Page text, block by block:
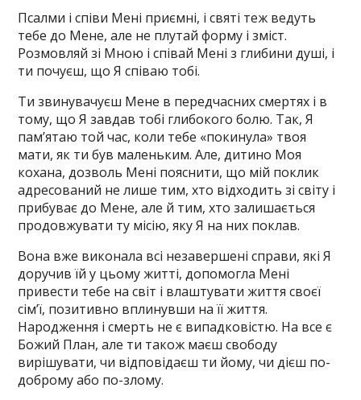
Псалми і співи Мені приємні, і святі теж ведуть
тебе до Мене, але не плутай форму і зміст.
Розмовляй зі Мною і співай Мені з глибини душі, і
ти почуєш, що Я співаю тобі.
Ти звинувачуєш Мене в передчасних смертях і в
тому, що Я завдав тобі глибокого болю. Так, Я
пам’ятаю той час, коли тебе «покинула» твоя
мати, як ти був маленьким. Але, дитино Моя
кохана, дозволь Мені пояснити, що мій поклик
адресований не лише тим, хто відходить зі світу і
прибуває до Мене, але й тим, хто залишається
продовжувати ту місію, яку Я на них поклав.
Вона вже виконала всі незавершені справи, які Я
доручив їй у цьому житті, допомогла Мені
привести тебе на світ і влаштувати життя своєї
сім’ї, позитивно вплинувши на її життя.
Народження і смерть не є випадковістю. На все є
Божий План, але ти також маєш свободу
вирішувати, чи відповідаєш ти йому, чи дієш по-
доброму або по-злому.